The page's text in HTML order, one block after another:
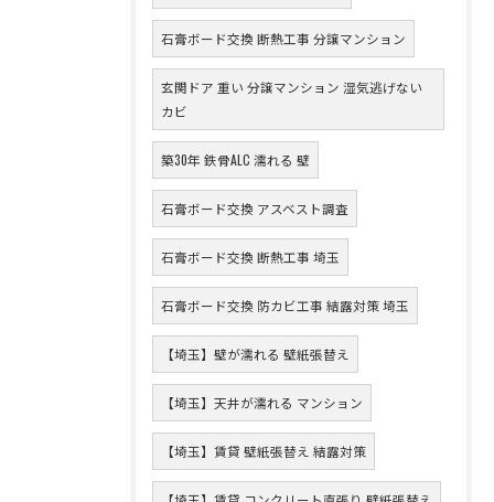
石膏ボード交換 断熱工事 分譲マンション
玄関ドア 重い 分譲マンション 湿気逃げない
カビ
築30年 鉄骨ALC 濡れる 壁
石膏ボード交換 アスベスト調査
石膏ボード交換 断熱工事 埼玉
石膏ボード交換 防カビ工事 結露対策 埼玉
【埼玉】壁が濡れる 壁紙張替え
【埼玉】天井が濡れる マンション
【埼玉】賃貸 壁紙張替え 結露対策